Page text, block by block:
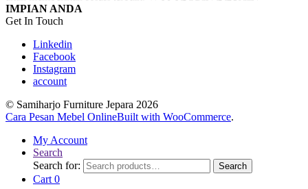
IMPIAN ANDA
Get In Touch
Linkedin
Facebook
Instagram
account
© Samiharjo Furniture Jepara 2026
Cara Pesan Mebel OnlineBuilt with WooCommerce.
My Account
Search
Search for:
Search
Cart 0